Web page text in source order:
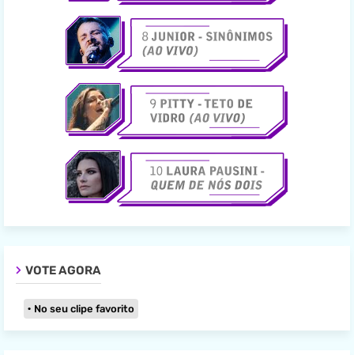
VOTE AGORA
No seu clipe favorito